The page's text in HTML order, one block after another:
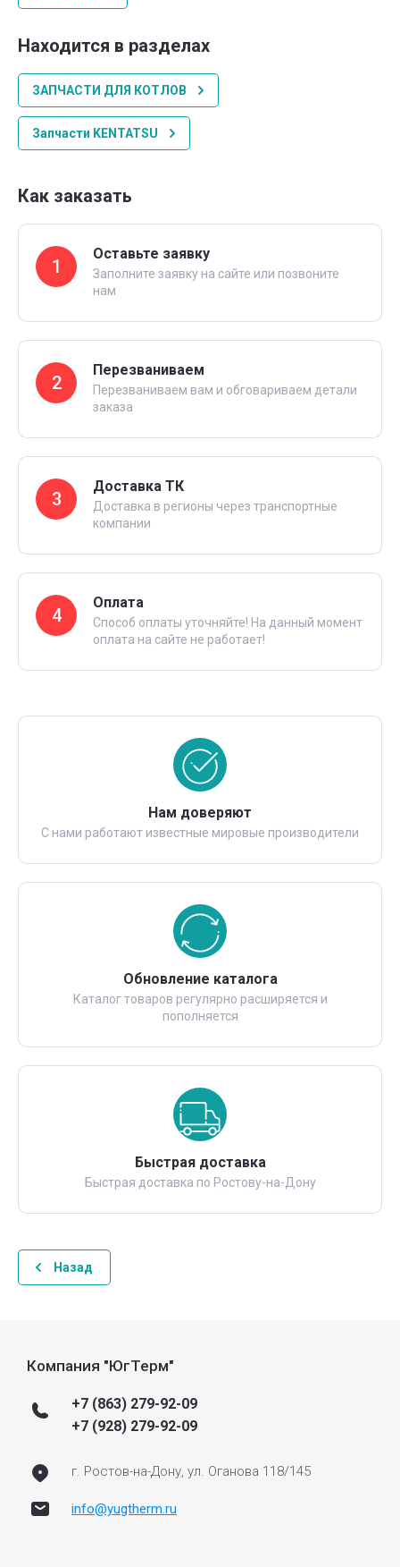
Находится в разделах
ЗАПЧАСТИ ДЛЯ КОТЛОВ
Запчасти KENTATSU
Как заказать
1
Оставьте заявку
Заполните заявку на сайте или позвоните
нам
2
Перезваниваем
Перезваниваем вам и обговариваем детали
заказа
3
Доставка ТК
Доставка в регионы через транспортные
компании
4
Оплата
Способ оплаты уточняйте! На данный момент
оплата на сайте не работает!
Нам доверяют
С нами работают известные мировые производители
Обновление каталога
Каталог товаров регулярно расширяется и
пополняется
Быстрая доставка
Быстрая доставка по Ростову-на-Дону
Назад
Компания "ЮгТерм"
+7 (863) 279-92-09
+7 (928) 279-92-09
г. Ростов-на-Дону, ул. Оганова 118/145
info@yugtherm.ru